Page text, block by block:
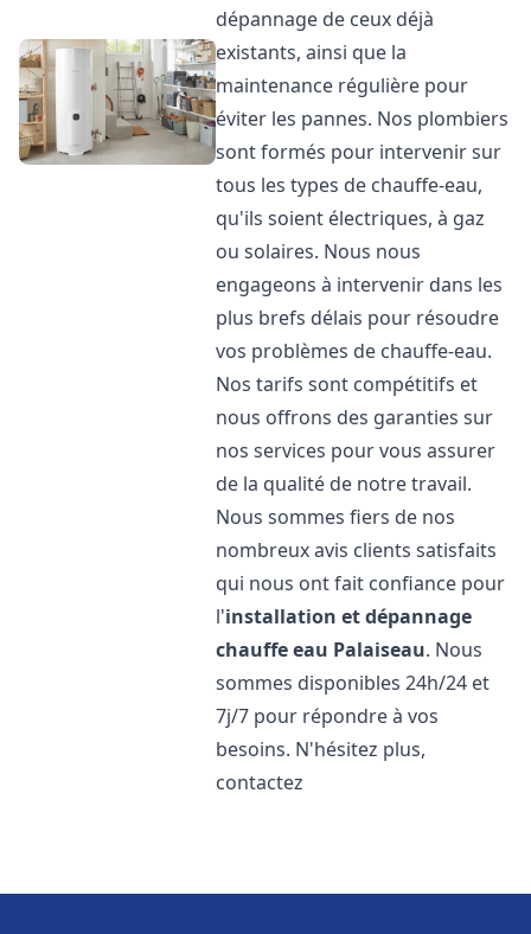
dépannage de ceux déjà
existants, ainsi que la
maintenance régulière pour
éviter les pannes. Nos plombiers
sont formés pour intervenir sur
tous les types de chauffe-eau,
qu'ils soient électriques, à gaz
ou solaires. Nous nous
engageons à intervenir dans les
plus brefs délais pour résoudre
vos problèmes de chauffe-eau.
Nos tarifs sont compétitifs et
nous offrons des garanties sur
nos services pour vous assurer
de la qualité de notre travail.
Nous sommes fiers de nos
nombreux avis clients satisfaits
qui nous ont fait confiance pour
l'installation et dépannage
chauffe eau Palaiseau. Nous
sommes disponibles 24h/24 et
7j/7 pour répondre à vos
besoins. N'hésitez plus,
contactez